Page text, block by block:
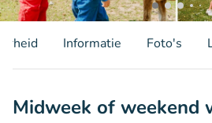
Informatie Foto's
Midweek of weekend